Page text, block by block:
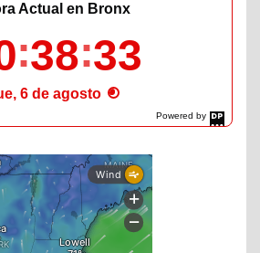
Powered by
DaysPedia.com
Actual en Bronx
38 34
6 de agosto